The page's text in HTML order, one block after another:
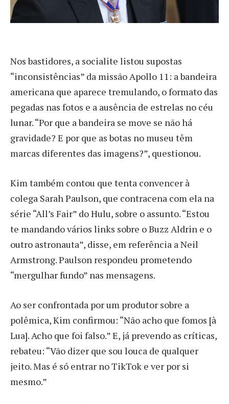
Nos bastidores, a socialite listou supostas
“inconsistências” da missão Apollo 11: a bandeira
americana que aparece tremulando, o formato das
pegadas nas fotos e a ausência de estrelas no céu
lunar. “Por que a bandeira se move se não há
gravidade? E por que as botas no museu têm
marcas diferentes das imagens?”, questionou.
Kim também contou que tenta convencer à
colega Sarah Paulson, que contracena com ela na
série “All’s Fair” do Hulu, sobre o assunto. “Estou
te mandando vários links sobre o Buzz Aldrin e o
outro astronauta”, disse, em referência a Neil
Armstrong. Paulson respondeu prometendo
“mergulhar fundo” nas mensagens.
Ao ser confrontada por um produtor sobre a
polêmica, Kim confirmou: “Não acho que fomos [à
Lua]. Acho que foi falso.” E, já prevendo as críticas,
rebateu: “Vão dizer que sou louca de qualquer
jeito. Mas é só entrar no TikTok e ver por si
mesmo.”